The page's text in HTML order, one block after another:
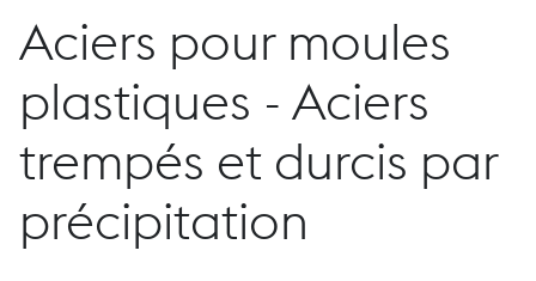
Aciers pour moules
plastiques - Aciers
trempés et durcis par
précipitation